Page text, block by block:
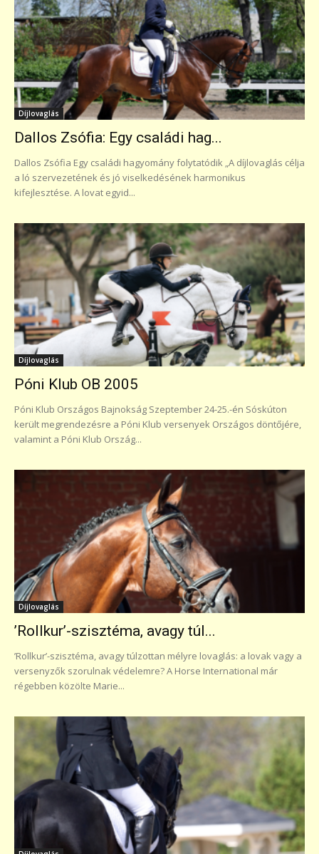
Díjlovaglás
Dallos Zsófia: Egy családi hag...
Dallos Zsófia Egy családi hagyomány folytatódik „A díjlovaglás célja
a ló szervezetének és jó viselkedésének harmonikus
kifejlesztése. A lovat egyid...
Díjlovaglás
Póni Klub OB 2005
Póni Klub Országos Bajnokság Szeptember 24-25.-én Sóskúton
került megrendezésre a Póni Klub versenyek Országos döntőjére,
valamint a Póni Klub Ország...
Díjlovaglás
’Rollkur’-szisztéma, avagy túl...
’Rollkur’-szisztéma, avagy túlzottan mélyre lovaglás: a lovak vagy a
versenyzők szorulnak védelemre? A Horse International már
régebben közölte Marie...